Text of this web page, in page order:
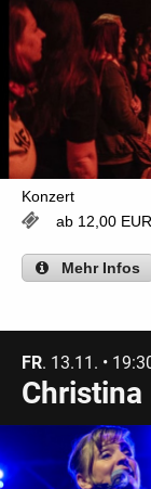
Konzert
ab 12,00 EUR
Mehr Infos
FR. 13.11. •
Christina